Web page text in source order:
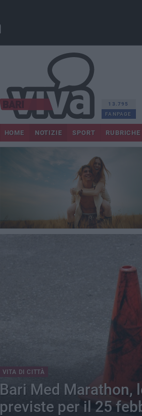
13.795
FANPAGE
HOME NOTIZIE SPORT RUBRICHE
VITA DI CITTÀ
Bari Med
previste per il 25